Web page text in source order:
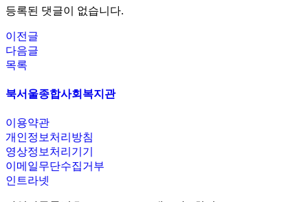
등록된 댓글이 없습니다.
이전글
다음글
목록
북서울종합사회복지관
이용약관
개인정보처리방침
영상정보처리기기
이메일무단수집거부
인트라넷